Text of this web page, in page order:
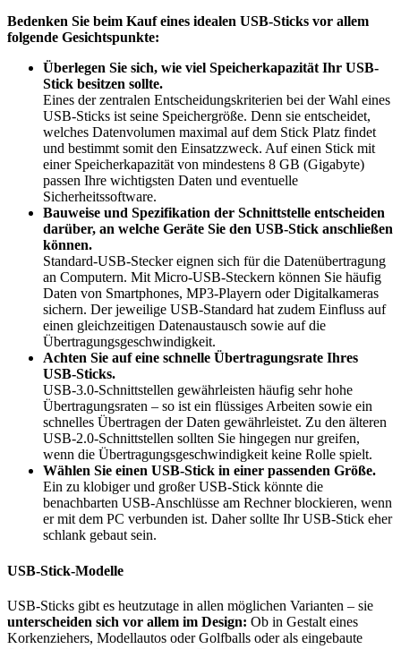
Bedenken Sie beim Kauf eines idealen USB-Sticks vor allem
folgende Gesichtspunkte:
Überlegen Sie sich, wie viel Speicherkapazität Ihr USB-
Stick besitzen sollte.
Eines der zentralen Entscheidungskriterien bei der Wahl eines
USB-Sticks ist seine Speichergröße. Denn sie entscheidet,
welches Datenvolumen maximal auf dem Stick Platz findet
und bestimmt somit den Einsatzzweck. Auf einen Stick mit
einer Speicherkapazität von mindestens 8 GB (Gigabyte)
passen Ihre wichtigsten Daten und eventuelle
Sicherheitssoftware.
Bauweise und Spezifikation der Schnittstelle entscheiden
darüber, an welche Geräte Sie den USB-Stick anschließen
können.
Standard-USB-Stecker eignen sich für die Datenübertragung
an Computern. Mit Micro-USB-Steckern können Sie häufig
Daten von Smartphones, MP3-Playern oder Digitalkameras
sichern. Der jeweilige USB-Standard hat zudem Einfluss auf
einen gleichzeitigen Datenaustausch sowie auf die
Übertragungsgeschwindigkeit.
Achten Sie auf eine schnelle Übertragungsrate Ihres
USB-Sticks.
USB-3.0-Schnittstellen gewährleisten häufig sehr hohe
Übertragungsraten – so ist ein flüssiges Arbeiten sowie ein
schnelles Übertragen der Daten gewährleistet. Zu den älteren
USB-2.0-Schnittstellen sollten Sie hingegen nur greifen,
wenn die Übertragungsgeschwindigkeit keine Rolle spielt.
Wählen Sie einen USB-Stick in einer passenden Größe.
Ein zu klobiger und großer USB-Stick könnte die
benachbarten USB-Anschlüsse am Rechner blockieren, wenn
er mit dem PC verbunden ist. Daher sollte Ihr USB-Stick eher
schlank gebaut sein.
USB-Stick-Modelle
USB-Sticks gibt es heutzutage in allen möglichen Varianten – sie
unterscheiden sich vor allem im Design: Ob in Gestalt eines
Korkenziehers, Modellautos oder Golfballs oder als eingebaute